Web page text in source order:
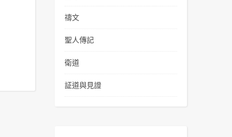
禱文
聖人傳記
衛道
証道與見證